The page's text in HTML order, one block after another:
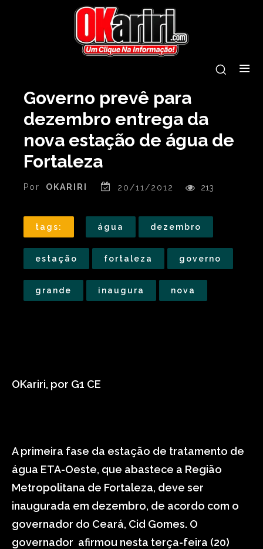
Governo prevê para
dezembro entrega da
nova estação de água de
Fortaleza
Por OKARIRI 20/11/2012 213
tags: água dezembro
estação fortaleza governo
grande inaugura nova
OKariri, por G1 CE
A primeira fase da estação de tratamento de
água ETA-Oeste, que abastece a Região
Metropolitana de Fortaleza, deve ser
inaugurada em dezembro, de acordo com o
governador do Ceará, Cid Gomes. O
governador afirmou nesta terça-feira (20)